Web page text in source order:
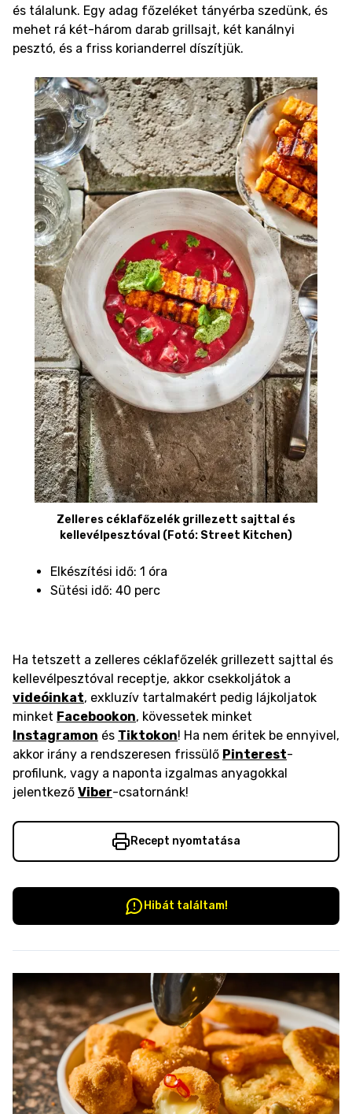
és tálalunk. Egy adag főzeléket tányérba szedünk, és
mehet rá két-három darab grillsajt, két kanálnyi
pesztó, és a friss korianderrel díszítjük.
Zelleres céklafőzelék grillezett sajttal és
kellevélpesztóval (Fotó: Street Kitchen)
Elkészítési idő: 1 óra
Sütési idő: 40 perc
Ha tetszett a zelleres céklafőzelék grillezett sajttal és
kellevélpesztóval receptje, akkor csekkoljátok a
videóinkat, exkluzív tartalmakért pedig lájkoljatok
minket Facebookon, kövessetek minket
Instagramon és Tiktokon! Ha nem éritek be ennyivel,
akkor irány a rendszeresen frissülő Pinterest-
profilunk, vagy a naponta izgalmas anyagokkal
jelentkező Viber-csatornánk!
Recept nyomtatása
Hibát találtam!